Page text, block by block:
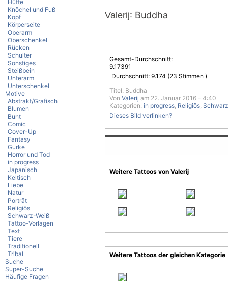
Hüfte
Knöchel und Fuß
Kopf
Körperseite
Oberarm
Oberschenkel
Rücken
Schulter
Sonstiges
Steißbein
Unterarm
Unterschenkel
Motive
Abstrakt/Grafisch
Blumen
Bunt
Comic
Cover-Up
Fantasy
Gurke
Horror und Tod
in progress
Japanisch
Keltisch
Liebe
Natur
Porträt
Religiös
Schwarz-Weiß
Tattoo-Vorlagen
Text
Tiere
Traditionell
Tribal
Suche
Super-Suche
Häufige Fragen
Valerij: Buddha
Gesamt-Durchschnitt:
9.17391
Durchschnitt: 9.174 (23 Stimmen )
Titel: Buddha
Von Valerij am 22. Januar 2016 - 4:40
Kategorien: in progress, Religiös,
Dieses Bild verlinken?
Weitere Tattoos von Valerij
Weitere Tattoos der gleichen Kategorie